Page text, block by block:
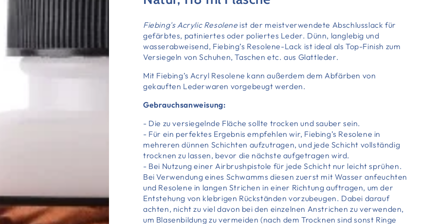
Fiebing's Acrylic Resoleneist der meistverwendete Abschlusslack für
gefärbtes, patiniertes oder poliertes Leder. Dünn, langlebig und
wasserabweisend, Fiebing’s Resolene-Lack ist ideal als Top-Finish zum
Versiegeln von Schuhen, Taschen etc. aus Glattleder.
Mit Fiebing’s Acryl Resolene kann außerdem dem Abfärben von
gekauften Lederwaren vorgebeugt werden.
Gebrauchsanweisung:
- Die zu versiegelnde Fläche sollte trocken und sauber sein.
- Für ein perfektes Ergebnis empfehlen wir, Fiebing’s Resolene in
mehreren dünnen Schichten aufzutragen, und jede Schicht vollständig
trocknen zu lassen, bevor die nächste aufgetragen wird.
- Bei Nutzung einer Airbrushpistole für jede Schicht nur leicht sprühen.
Bei Verwendung eines Schwamms diesen zuerst mit Wasser anfeuchten
und Resolene in langen Strichen in einer Richtung auftragen, um der
Entstehung von klebrigen Rückständen vorzubeugen. Dabei darauf
achten, nicht zu viel davon bei den einzelnen Anstrichen zu verwenden,
um Blasenbildung zu vermeiden (nach dem Trocknen sind sonst Ringe